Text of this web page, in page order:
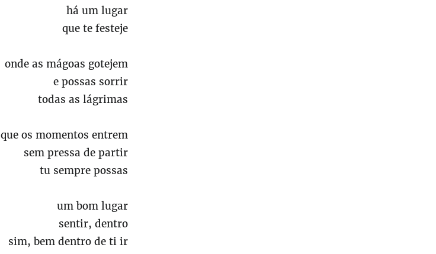
há um lugar
que te festeje
onde as mágoas gotejem
e possas sorrir
todas as lágrimas
que os momentos entrem
sem pressa de partir
tu sempre possas
um bom lugar
sentir, dentro
sim, bem dentro de ti ir